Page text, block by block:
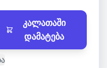
კალათაში
დამატება